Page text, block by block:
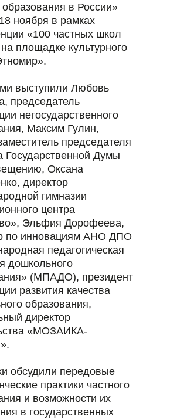
в России»
ноября в рамках
«100 частных школ
площадке культурного
выступили Любовь
председатель
негосударственного
Максим Гулин,
председателя
Государственной Думы
Оксана
директор
гимназии
центра
Эльфия Дорофеева,
по инновациям АНО ДПО
педагогическая
дошкольного
(МПАДО), президент
развития качества
образования,
директор
«МОЗАИКА-
обсудили передовые
практики частного
и возможности их
в государственных